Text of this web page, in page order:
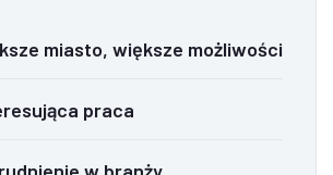
miasto, większe możliwości
praca